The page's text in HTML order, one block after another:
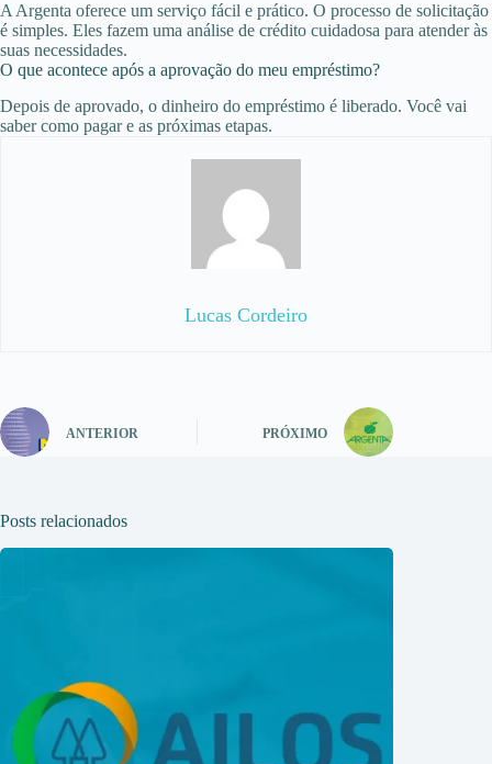
A Argenta oferece um serviço fácil e prático. O processo de solicitação
é simples. Eles fazem uma análise de crédito cuidadosa para atender às
suas necessidades.
O que acontece após a aprovação do meu empréstimo?
Depois de aprovado, o dinheiro do empréstimo é liberado. Você vai
saber como pagar e as próximas etapas.
Lucas Cordeiro
ANTERIOR PRÓXIMO
Posts relacionados